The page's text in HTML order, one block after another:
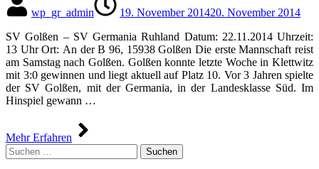
wp_gr_admin 19. November 201420. November 2014
SV Golßen – SV Germania Ruhland Datum: 22.11.2014 Uhrzeit:
13 Uhr Ort: An der B 96, 15938 Golßen Die erste Mannschaft reist
am Samstag nach Golßen. Golßen konnte letzte Woche in Klettwitz
mit 3:0 gewinnen und liegt aktuell auf Platz 10. Vor 3 Jahren spielte
der SV Golßen, mit der Germania, in der Landesklasse Süd. Im
Hinspiel gewann …
Mehr Erfahren
Suchen
nach: